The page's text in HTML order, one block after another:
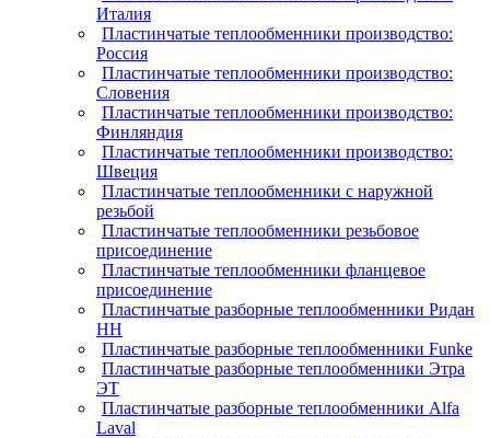
Италия
Пластинчатые теплообменники производство:
Россия
Пластинчатые теплообменники производство:
Словения
Пластинчатые теплообменники производство:
Финляндия
Пластинчатые теплообменники производство:
Швеция
Пластинчатые теплообменники с наружной
резьбой
Пластинчатые теплообменники резьбовое
присоединение
Пластинчатые теплообменники фланцевое
присоединение
Пластинчатые разборные теплообменники Ридан
НН
Пластинчатые разборные теплообменники Funke
Пластинчатые разборные теплообменники Этра
ЭТ
Пластинчатые разборные теплообменники Alfa
Laval